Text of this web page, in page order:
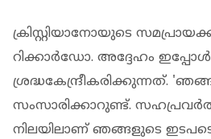
ക്രിസ്റ്റിയാനോയുടെ
റിക്കാര്‍ഡോ. അദ്ദേഹം
ശ്രദ്ധകേന്ദ്രീകരിക്കുന്നത്.
സംസാരിക്കാറുണ്ട്.
നിലയിലാണ് ഞങ്ങളുടെ